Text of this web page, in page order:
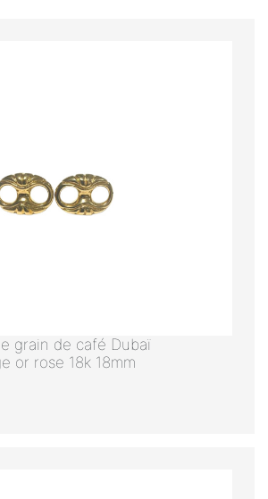
grain de café Dubaï
or rose 18k 18mm